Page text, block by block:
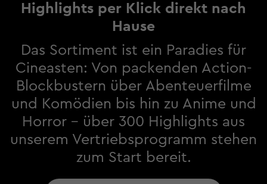
Highlights per Klick direkt nach
Hause
Das Sortiment ist ein Paradies für
Cineasten: Von packenden Action-
Blockbustern über Abenteuerfilme
und Komödien bis hin zu Anime und
Horror – über 300 Highlights aus
unserem Vertriebsprogramm stehen
zum Start bereit.